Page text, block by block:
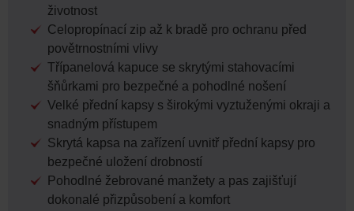
životnost
Celopropínací zip až k bradě pro ochranu před
povětrnostními vlivy
Třípanelová kapuce se skrytými stahovacími
šňůrkami pro bezpečné a pohodlné nošení
Velké přední kapsy s širokými vyztuženými okraji a
snadným přístupem
Skrytá kapsa na zařízení uvnitř přední kapsy pro
bezpečné uložení drobností
Pohodlné žebrované manžety a pas zajišťují
dokonalé přizpůsobení a komfort